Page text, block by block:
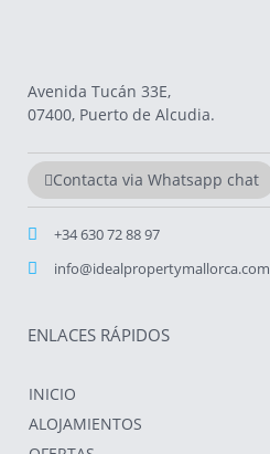
Avenida Tucán 33E,
07400, Puerto de Alcudia.
Contacta via Whatsapp chat
+34 630 72 88 97
info@idealpropertymallorca.com
ENLACES RÁPIDOS
INICIO
ALOJAMIENTOS